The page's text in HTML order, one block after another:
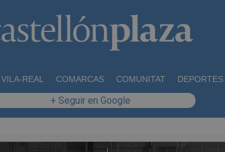
VILA-REAL COMARCAS COMUNITAT DEPORTES
+ Seguir en Google